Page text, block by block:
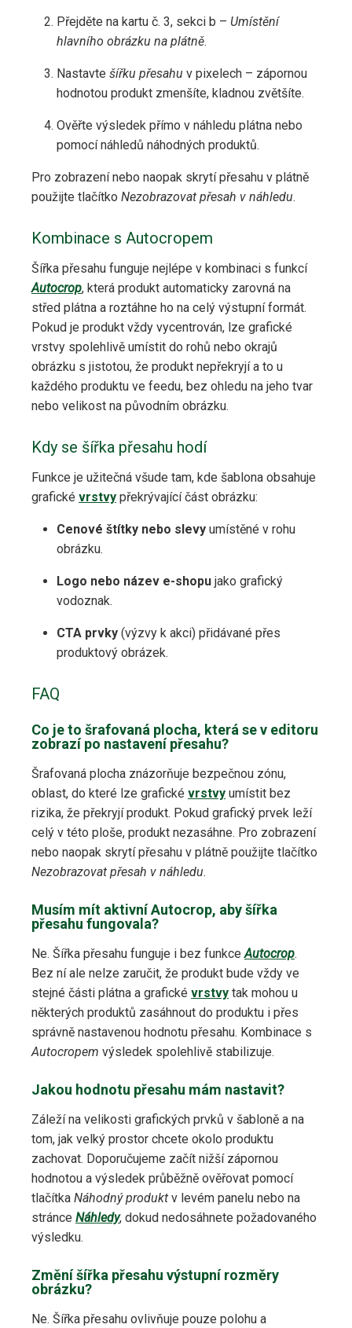
Přejděte na kartu č. 3, sekci b – Umístění
hlavního obrázku na plátně.
Nastavte šířku přesahu v pixelech – zápornou
hodnotou produkt zmenšíte, kladnou zvětšíte.
Ověřte výsledek přímo v náhledu plátna nebo
pomocí náhledů náhodných produktů.
Pro zobrazení nebo naopak skrytí přesahu v plátně
použijte tlačítko Nezobrazovat přesah v náhledu.
Kombinace s Autocropem
Šířka přesahu funguje nejlépe v kombinaci s funkcí
Autocrop, která produkt automaticky zarovná na
střed plátna a roztáhne ho na celý výstupní formát.
Pokud je produkt vždy vycentrován, lze grafické
vrstvy spolehlivě umístit do rohů nebo okrajů
obrázku s jistotou, že produkt nepřekryjí a to u
každého produktu ve feedu, bez ohledu na jeho tvar
nebo velikost na původním obrázku.
Kdy se šířka přesahu hodí
Funkce je užitečná všude tam, kde šablona obsahuje
grafické vrstvy překrývající část obrázku:
Cenové štítky nebo slevy umístěné v rohu
obrázku.
Logo nebo název e-shopu jako grafický
vodoznak.
CTA prvky (výzvy k akci) přidávané přes
produktový obrázek.
FAQ
Co je to šrafovaná plocha, která se v editoru
zobrazí po nastavení přesahu?
Šrafovaná plocha znázorňuje bezpečnou zónu,
oblast, do které lze grafické vrstvy umístit bez
rizika, že překryjí produkt. Pokud grafický prvek leží
celý v této ploše, produkt nezasáhne. Pro zobrazení
nebo naopak skrytí přesahu v plátně použijte tlačítko
Nezobrazovat přesah v náhledu.
Musím mít aktivní Autocrop, aby šířka
přesahu fungovala?
Ne. Šířka přesahu funguje i bez funkceAutocrop.
Bez ní ale nelze zaručit, že produkt bude vždy ve
stejné části plátna a grafické vrstvy tak mohou u
některých produktů zasáhnout do produktu i přes
správně nastavenou hodnotu přesahu. Kombinace s
Autocropem výsledek spolehlivě stabilizuje.
Jakou hodnotu přesahu mám nastavit?
Záleží na velikosti grafických prvků v šabloně a na
tom, jak velký prostor chcete okolo produktu
zachovat. Doporučujeme začít nižší zápornou
hodnotou a výsledek průběžně ověřovat pomocí
tlačítka Náhodný produkt v levém panelu nebo na
stránce Náhledy, dokud nedosáhnete požadovaného
výsledku.
Změní šířka přesahu výstupní rozměry
obrázku?
Ne. Šířka přesahu ovlivňuje pouze polohu a